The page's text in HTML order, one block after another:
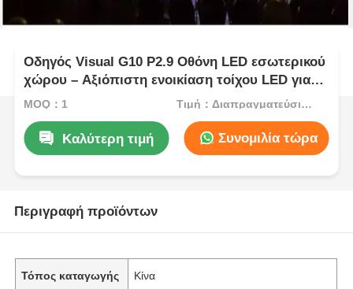
Οδηγός Visual G10 P2.9 Οθόνη LED εσωτερικού
χώρου – Αξιόπιστη ενοικίαση τοίχου LED για
διανομείς και μεταπωλητές
MOQ：1 Τιμή：Διαπραγματεύσιμος
Καλύτερη τιμή Συνομιλία τώρα
Περιγραφή προϊόντων
Τόπος καταγωγής Κίνα